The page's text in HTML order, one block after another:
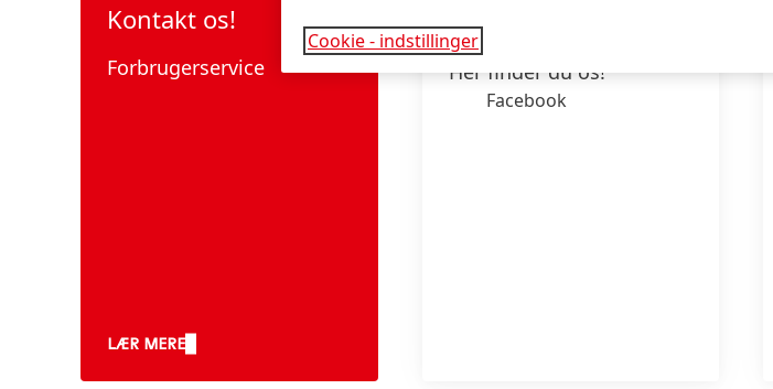
Kontakt os!
Forbrugerservice
LÆR MERE
Schwarzkopf på de
socialemedier
Her finder du os!
Facebook
Cookie - indstillinger